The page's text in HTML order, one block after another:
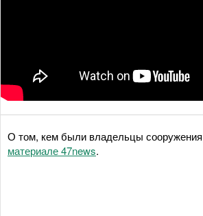
О том, кем были владельцы
материале 47news.